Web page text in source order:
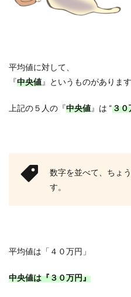
平均値に対して、
『中央値』というものがあります
上記の５人の『中央値』は “３０
数字を並べて、ちょ
す。
平均値は「４０万円」
中央値は『３０万円』